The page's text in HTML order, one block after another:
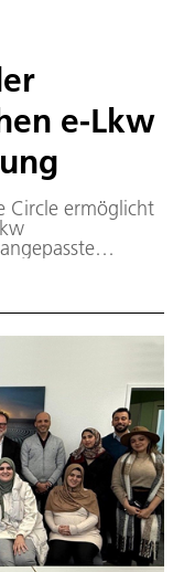
e-Lkw
Circle ermöglicht